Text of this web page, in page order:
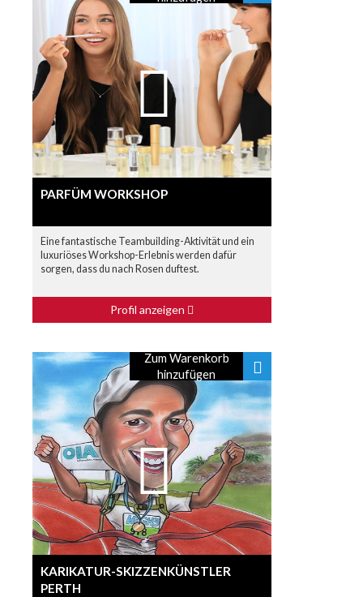
PARFÜM WORKSHOP
Eine fantastische Teambuilding-Aktivität und ein
luxuriöses Workshop-Erlebnis werden dafür
sorgen, dass du nach Rosen duftest.
Profil anzeigen
Zum Warenkorb
hinzufügen
KARIKATUR-SKIZZENKÜNSTLER
PERTH